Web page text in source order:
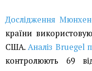
Дослідження
країни
США.Аналіз Bruegel
контролюють 69